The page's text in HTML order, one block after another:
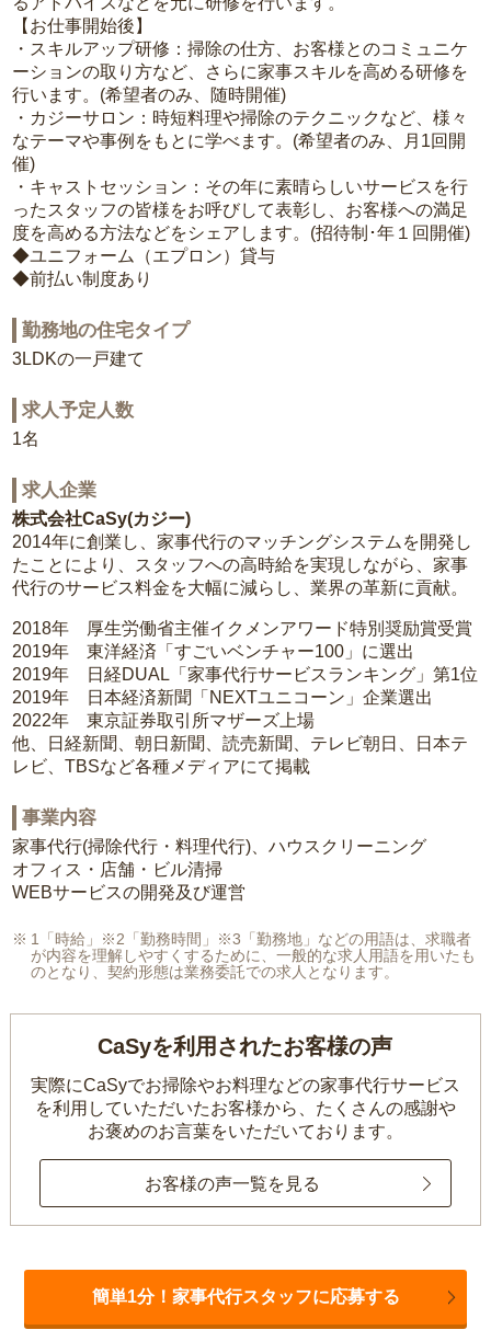
【お仕事開始後】
・スキルアップ研修：掃除の仕方、お客様とのコミュニケ
ーションの取り方など、さらに家事スキルを高める研修を
行います。(希望者のみ、随時開催)
・カジーサロン：時短料理や掃除のテクニックなど、様々
なテーマや事例をもとに学べます。(希望者のみ、月1回開
催)
・キャストセッション：その年に素晴らしいサービスを行
ったスタッフの皆様をお呼びして表彰し、お客様への満足
度を高める方法などをシェアします。(招待制･年１回開催)
◆ユニフォーム（エプロン）貸与
◆前払い制度あり
勤務地の住宅タイプ
3LDKの一戸建て
求人予定人数
1名
求人企業
株式会社CaSy(カジー)
2014年に創業し、家事代行のマッチングシステムを開発し
たことにより、スタッフへの高時給を実現しながら、家事
代行のサービス料金を大幅に減らし、業界の革新に貢献。
2018年 厚生労働省主催イクメンアワード特別奨励賞受賞
2019年 東洋経済「すごいベンチャー100」に選出
2019年 日経DUAL「家事代行サービスランキング」第1位
2019年 日本経済新聞「NEXTユニコーン」企業選出
2022年 東京証券取引所マザーズ上場
他、日経新聞、朝日新聞、読売新聞、テレビ朝日、日本テ
レビ、TBSなど各種メディアにて掲載
事業内容
家事代行(掃除代行・料理代行)、ハウスクリーニング
オフィス・店舗・ビル清掃
WEBサービスの開発及び運営
1「時給」※2「勤務時間」※3「勤務地」などの用語は、求職者
が内容を理解しやすくするために、一般的な求人用語を用いたも
のとなり、契約形態は業務委託での求人となります。
CaSyを利用されたお客様の声
実際にCaSyでお掃除やお料理などの家事代行サービス
を利用していただいたお客様から、 たくさんの感謝や
お褒めのお言葉をいただいております。
お客様の声一覧を見る
簡単1分！家事代行スタッフに応募する